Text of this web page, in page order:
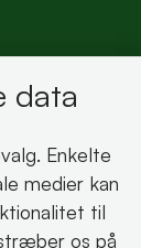
data
Enkelte
medier kan
til
os på